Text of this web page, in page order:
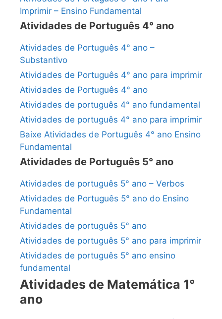
Imprimir – Ensino Fundamental
Atividades de Português 4° ano
Atividades de Português 4° ano –
Substantivo
Atividades de Português 4° ano para imprimir
Atividades de Português 4° ano
Atividades de português 4° ano fundamental
Atividades de português 4° ano para imprimir
Baixe Atividades de Português 4° ano Ensino
Fundamental
Atividades de Português 5° ano
Atividades de português 5° ano – Verbos
Atividades de Português 5° ano do Ensino
Fundamental
Atividades de português 5° ano
Atividades de português 5° ano para imprimir
Atividades de português 5° ano ensino
fundamental
Atividades de Matemática 1°
ano